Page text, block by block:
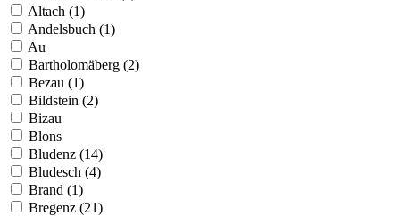
Altach (1)
Andelsbuch (1)
Au
Bartholomäberg (2)
Bezau (1)
Bildstein (2)
Bizau
Blons
Bludenz (14)
Bludesch (4)
Brand (1)
Bregenz (21)